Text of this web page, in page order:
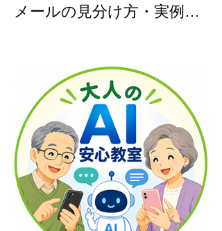
メールの見分け方・実例つ